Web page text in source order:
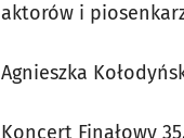
aktorów i
Agnieszka
Koncert Finałowy